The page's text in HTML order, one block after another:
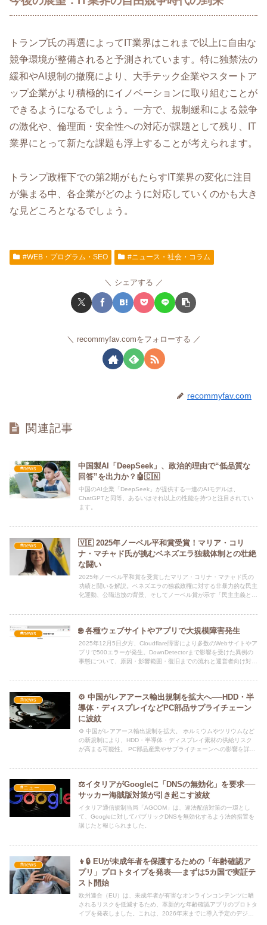
トランプ氏の再選によってIT業界はこれまで以上に自由な
競争環境が整備されると予測されています。特に独禁法の
緩和やAI規制の撤廃により、大手テック企業やスタートア
ップ企業がより積極的にイノベーションに取り組むことが
できるようになるでしょう。一方で、規制緩和による競争
の激化や、倫理面・安全性への対応が課題として残り、IT
業界にとって新たな課題も浮上することが考えられます。
トランプ政権下での第2期がもたらすIT業界の変化に注目
が集まる中、各企業がどのように対応していくのかも大き
な見どころとなるでしょう。
#WEB・プログラム・SEO #ニュース・社会・コラム
シェアする
recommyfav.comをフォローする
recommyfav.com
関連記事
#news
中国製AI「DeepSeek」、政治的理由で“低品質な
回答”を出力か？🤖🇨🇳
中国のAI企業「DeepSeek」が提供する一連のAIモデルは、
ChatGPTと同等、あるいはそれ以上の性能を持つと注目されてい
ます。
#news
🇻🇪 2025年ノーベル平和賞受賞！マリア・コリ
ナ・マチャド氏が挑むベネズエラ独裁体制との壮絶
な闘い
2025年ノーベル平和賞を受賞したマリア・コリナ・マチャド氏の
功績と闘いを解説。ベネズエラの独裁政権に対する非暴力的な民主
化運動、公職追放の背景、そしてノーベル賞が示す「民主主義と平
#news 🌐 各種ウェブサイトやアプリで大規模障害発生
2025年12月5日夕方、Cloudflare障害により多数のWebサイトやア
プリで500エラーが発生。DownDetectorまで影響を受けた異例の
事態について、原因・影響範囲・復旧までの流れと運営者向け対策
#news
⚙️ 中国がレアアース輸出規制を拡大へ──HDD・半
導体・ディスプレイなどPC部品サプライチェーン
に波紋
⚙️ 中国がレアアース輸出規制を拡大。 ホルミウムやツリウムなど
の新規制により、HDD・半導体・ディスプレイ素材の供給リスク
が高まる可能性。 PC部品産業やサプライチェーンへの影響を詳し
⚖️イタリアがGoogleに「DNSの無効化」を要求──
サッカー海賊版対策が引き起こす波紋
イタリア通信規制当局「AGCOM」は、違法配信対策の一環とし
て、Googleに対してパブリックDNSを無効化するよう法的措置を
講じたと報じられました。
#news
👦🔒 EUが未成年者を保護するための「年齢確認ア
プリ」プロトタイプを発表──まずは5カ国で実証テ
スト開始
欧州連合（EU）は、未成年者が有害なオンラインコンテンツに晒
されるリスクを低減するため、革新的な年齢確認アプリのプロトタ
イプを発表しました。これは、2026年末までに導入予定のデジタ